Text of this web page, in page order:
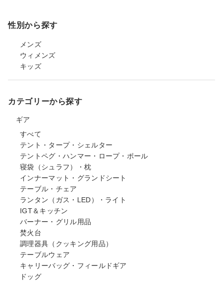
性別から探す
メンズ
ウィメンズ
キッズ
カテゴリーから探す
ギア
すべて
テント・タープ・シェルター
テントペグ・ハンマー・ロープ・ポール
寝袋（シュラフ）・枕
インナーマット・グランドシート
テーブル・チェア
ランタン（ガス・LED）・ライト
IGT＆キッチン
バーナー・グリル用品
焚火台
調理器具（クッキング用品）
テーブルウェア
キャリーバッグ・フィールドギア
ドッグ